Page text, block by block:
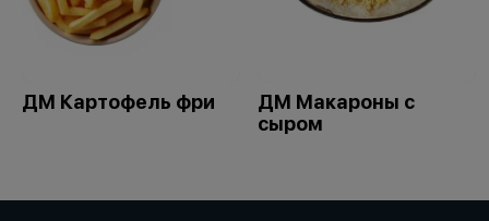
ДМ Картофель фри
ДМ Макароны с
сыром